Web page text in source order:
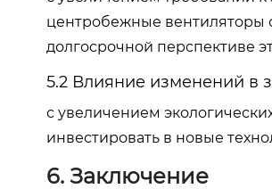
центробежные вентиляторы
долгосрочной перспективе
5.2 Влияние изменений в
с увеличением
инвестировать в новые
6. Заключение